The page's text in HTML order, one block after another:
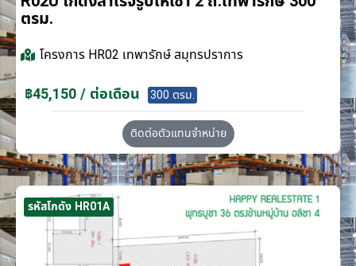
ตรม.
โครงการ HR02 เทพารักษ์ สมุทรปราการ
฿45,150 / ต่อเดือน 300 ตรม.
ติดต่อตัวแทนจำหน่าย
รหัสโกดัง HR01A